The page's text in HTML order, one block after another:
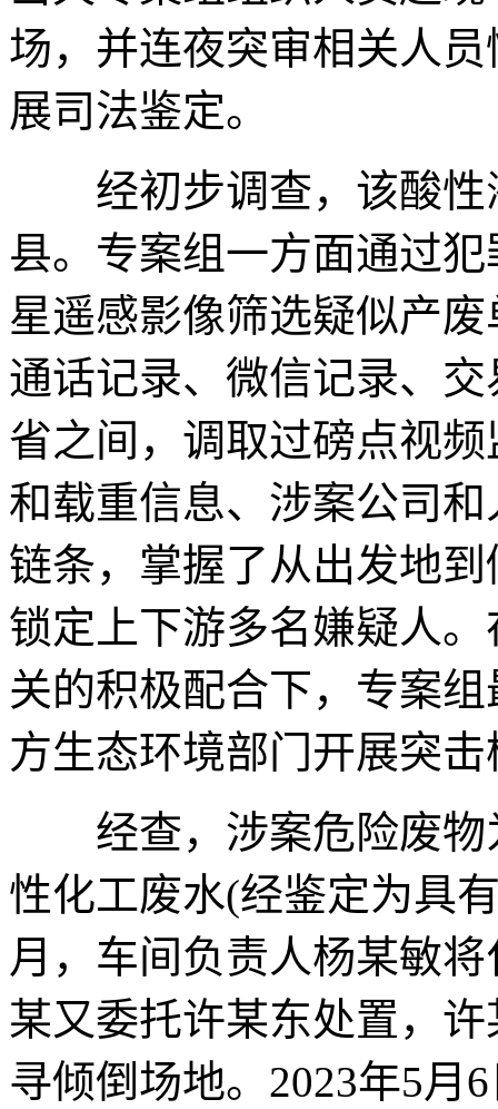
场，并连夜突审相关人
展司法鉴定。
经初步调查，该酸性
县。专案组一方面通过
星遥感影像筛选疑似产
通话记录、微信记录、
省之间，调取过磅点视
和载重信息、涉案公司
链条，掌握了从出发地
锁定上下游多名嫌疑人
关的积极配合下，专案
方生态环境部门开展突击
经查，涉案危险废物
性化工废水(经鉴定为具
月，车间负责人杨某敏
某又委托许某东处置，
寻倾倒场地。2023年5月